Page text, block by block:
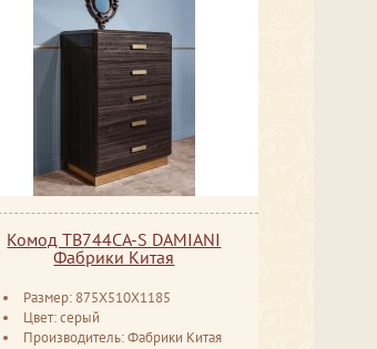
Комод TB744CA-S DAMIANI
Фабрики Китая
Размер: 875X510X1185
Цвет: серый
Производитель: Фабрики Китая